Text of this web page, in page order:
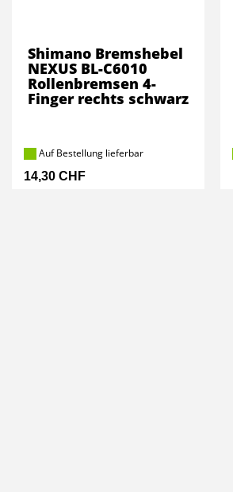
Auf Bestellung lieferbar
14,30 CHF
Shimano Bremshebel
NEXUS BL-C6010
Rollenbremsen 4-
Finger rechts schwarz